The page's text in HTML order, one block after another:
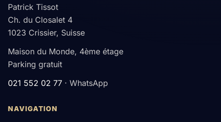
Patrick Tissot
Ch. du Closalet 4
1023 Crissier, Suisse
Maison du Monde, 4ème étage
Parking gratuit
021 552 02 77 · WhatsApp
NAVIGATION